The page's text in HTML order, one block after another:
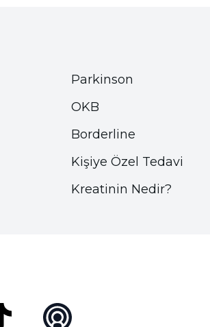
Parkinson
OKB
Borderline
Kişiye Özel Tedavi
Kreatinin Nedir?